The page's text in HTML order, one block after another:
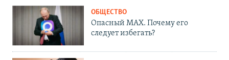
ОБЩЕСТВО
Опасный MAX. Почему его
следует избегать?